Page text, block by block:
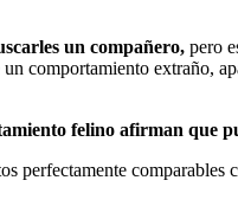
un compañero, pero
comportamiento extraño,
felino afirman que
perfectamente